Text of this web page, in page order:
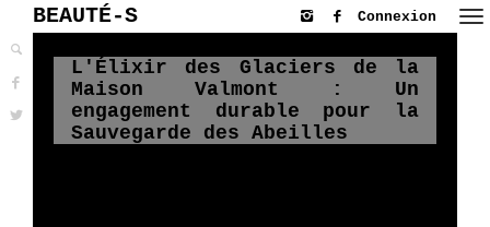
BEAUTÉ-S Connexion
L'Élixir des Glaciers de la
Maison Valmont : Un
engagement durable pour la
Sauvegarde des Abeilles